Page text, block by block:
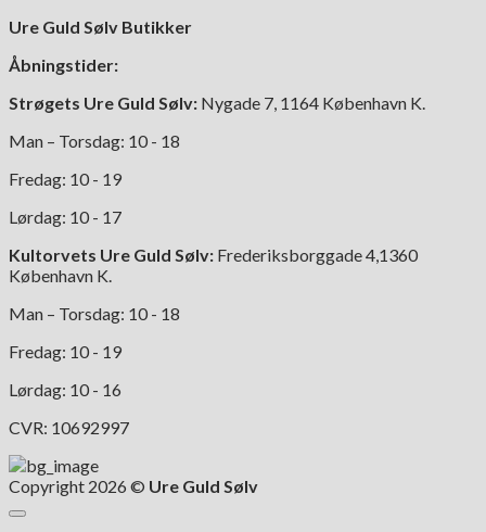
vælges
varesiden
Ure Guld Sølv Butikker
Åbningstider:
Strøgets Ure Guld Sølv: Nygade 7, 1164 København K.
Man – Torsdag: 10 - 18
Fredag: 10 - 19
Lørdag: 10 - 17
Kultorvets Ure Guld Sølv: Frederiksborggade 4,1360
København K.
Man – Torsdag: 10 - 18
Fredag: 10 - 19
Lørdag: 10 - 16
CVR: 10692997
Copyright 2026 © Ure Guld Sølv